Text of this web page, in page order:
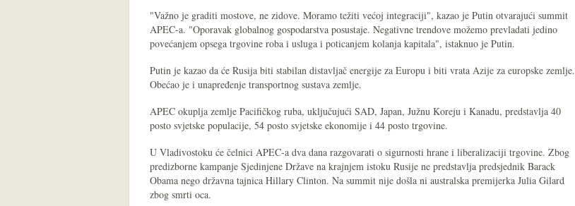
"Važno je graditi mostove, ne zidove. Moramo težiti većoj integraciji", kazao je Putin otvarajući summit
APEC-a. "Oporavak globalnog gospodarstva posustaje. Negativne trendove možemo prevladati jedino
povećanjem opsega trgovine roba i usluga i poticanjem kolanja kapitala", istaknuo je Putin.
Putin je kazao da će Rusija biti stabilan distavljač energije za Europu i biti vrata Azije za europske zemlje.
Obećao je i unapređenje transportnog sustava zemlje.
APEC okuplja zemlje Pacifičkog ruba, uključujući SAD, Japan, Južnu Koreju i Kanadu, predstavlja 40
posto svjetske populacije, 54 posto svjetske ekonomije i 44 posto trgovine.
U Vladivostoku će čelnici APEC-a dva dana razgovarati o sigurnosti hrane i liberalizaciji trgovine. Zbog
predizborne kampanje Sjedinjene Države na krajnjem istoku Rusije ne predstavlja predsjednik Barack
Obama nego državna tajnica Hillary Clinton. Na summit nije došla ni australska premijerka Julia Gilard
zbog smrti oca.